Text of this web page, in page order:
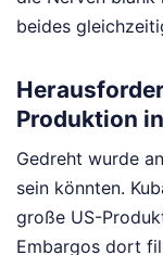
beides
Produktion
Gedreht wurde
sein könnten.
große US-
Embargos dort